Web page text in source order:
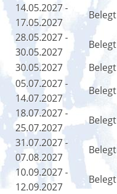
14.05.2027 -
17.05.2027
Belegt
28.05.2027 -
30.05.2027
Belegt
30.05.2027
Belegt
05.07.2027 -
14.07.2027
Belegt
18.07.2027 -
25.07.2027
Belegt
31.07.2027 -
07.08.2027
Belegt
10.09.2027 -
12.09.2027
Belegt